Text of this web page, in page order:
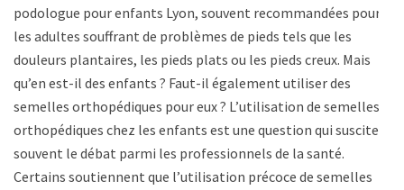
podologue pour enfants Lyon, souvent recommandées pour
les adultes souffrant de problèmes de pieds tels que les
douleurs plantaires, les pieds plats ou les pieds creux. Mais
qu’en est-il des enfants ? Faut-il également utiliser des
semelles orthopédiques pour eux ? L’utilisation de semelles
orthopédiques chez les enfants est une question qui suscite
souvent le débat parmi les professionnels de la santé.
Certains soutiennent que l’utilisation précoce de semelles